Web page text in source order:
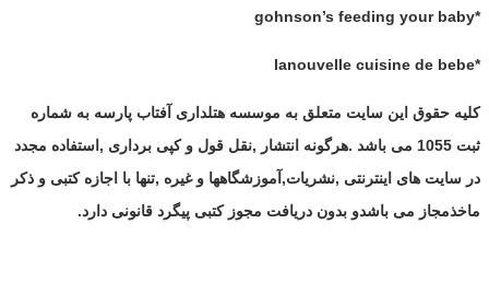
*
gohnson’s feeding your baby
*
lanouvelle cuisine de bebe
کلیه حقوق این سایت متعلق به موسسه هتلداری آفتاب پارسه به شماره
ثبت 1055 می باشد .هرگونه انتشار ,نقل قول و کپی برداری ,استفاده مجدد
در سایت های اینترنتی ,نشریات,آموزشگاهها و غیره ,تنها با اجازه کتبی و ذکر
ماخذمجاز می باشدو بدون دریافت مجوز کتبی پیگرد قانونی دارد.